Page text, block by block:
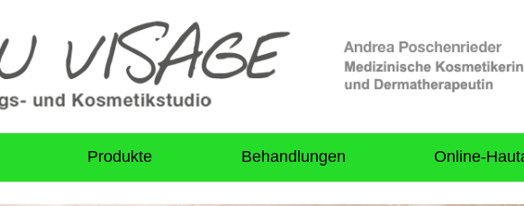
Produkte Behandlungen Online-